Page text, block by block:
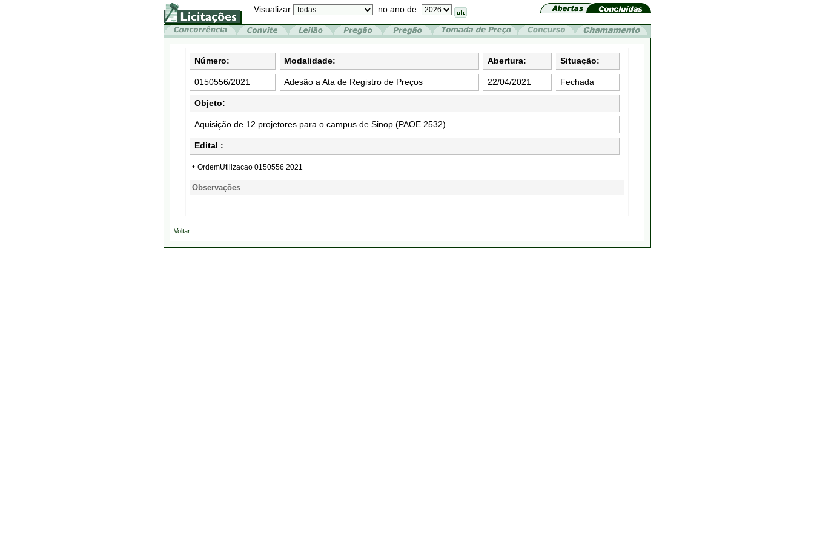
:: Visualizar no ano de
Número: Modalidade: Abertura: Situação:
0150556/2021 Adesão a Ata de Registro de Preços 22/04/2021 Fechada
Objeto:
Aquisição de 12 projetores para o campus de Sinop (PAOE 2532)
Edital :
• OrdemUtilizacao 0150556 2021
Observações
Voltar